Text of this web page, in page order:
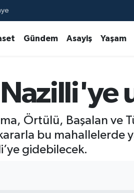
Gündem Asayiş Yaşam
Örtülü, Başalan ve
bu mahallelerde
gidebilecek.